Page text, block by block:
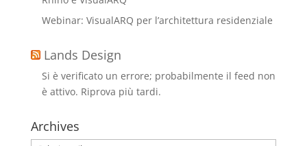
Webinar: VisualARQ per l’architettura residenziale
Lands Design
Si è verificato un errore; probabilmente il feed non
è attivo. Riprova più tardi.
Archives